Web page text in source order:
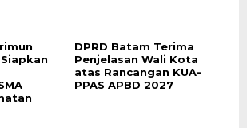
DPRD Batam Terima
Penjelasan Wali Kota
atas Rancangan KUA-
PPAS APBD 2027